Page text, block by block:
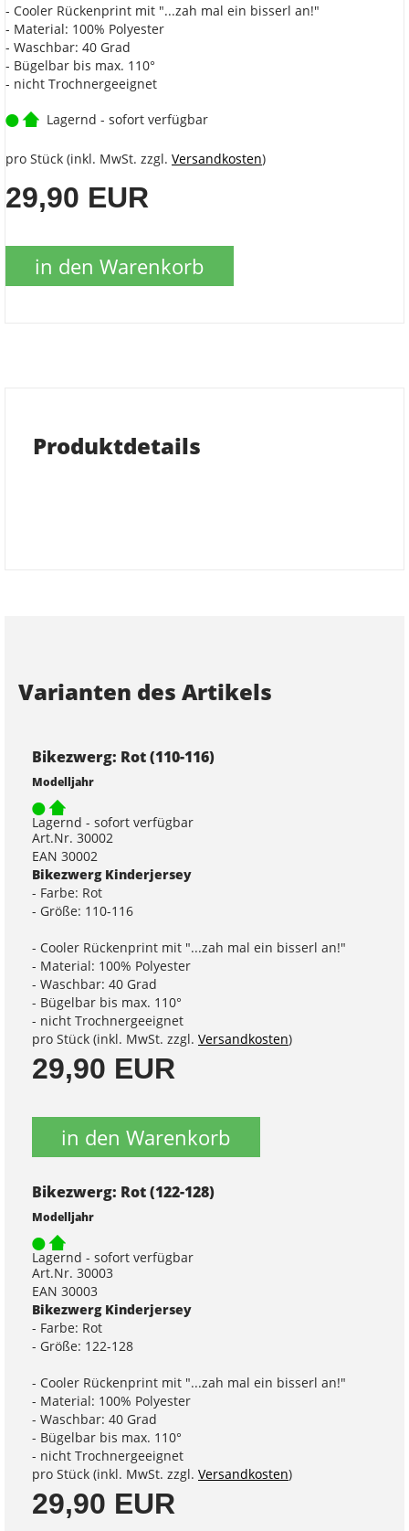
- Cooler Rückenprint mit "...zah mal ein bisserl an!"
- Material: 100% Polyester
- Waschbar: 40 Grad
- Bügelbar bis max. 110°
- nicht Trochnergeeignet
Lagernd - sofort verfügbar
pro Stück (inkl. MwSt. zzgl. Versandkosten)
29,90 EUR
in den Warenkorb
Produktdetails
Varianten des Artikels
Bikezwerg: Rot (110-116)
Modelljahr
Lagernd - sofort verfügbar
Art.Nr. 30002
EAN 30002
Bikezwerg Kinderjersey
- Farbe: Rot
- Größe: 110-116
- Cooler Rückenprint mit "...zah mal ein bisserl an!"
- Material: 100% Polyester
- Waschbar: 40 Grad
- Bügelbar bis max. 110°
- nicht Trochnergeeignet
pro Stück (inkl. MwSt. zzgl. Versandkosten)
29,90 EUR
in den Warenkorb
Bikezwerg: Rot (122-128)
Modelljahr
Lagernd - sofort verfügbar
Art.Nr. 30003
EAN 30003
Bikezwerg Kinderjersey
- Farbe: Rot
- Größe: 122-128
- Cooler Rückenprint mit "...zah mal ein bisserl an!"
- Material: 100% Polyester
- Waschbar: 40 Grad
- Bügelbar bis max. 110°
- nicht Trochnergeeignet
pro Stück (inkl. MwSt. zzgl. Versandkosten)
29,90 EUR